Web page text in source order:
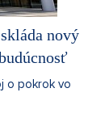
nový
o pokrok vo